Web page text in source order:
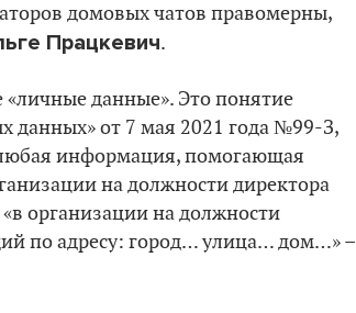
домовых чатов правомерны,
Працкевич.
«личные данные». Это понятие
данных» от 7 мая 2021 года №99-З,
любая информация, помогающая
на должности директора
организации на должности
по адресу: город… улица… дом…» –